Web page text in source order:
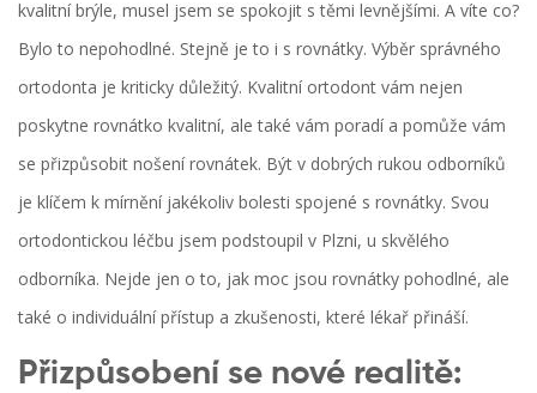
kvalitní brýle, musel jsem se spokojit s těmi levnějšími. A víte co?
Bylo to nepohodlné. Stejně je to i s rovnátky. Výběr správného
ortodonta je kriticky důležitý. Kvalitní ortodont vám nejen
poskytne rovnátko kvalitní, ale také vám poradí a pomůže vám
se přizpůsobit nošení rovnátek. Být v dobrých rukou odborníků
je klíčem k mírnění jakékoliv bolesti spojené s rovnátky. Svou
ortodontickou léčbu jsem podstoupil v Plzni, u skvělého
odborníka. Nejde jen o to, jak moc jsou rovnátky pohodlné, ale
také o individuální přístup a zkušenosti, které lékař přináší.
Přizpůsobení se nové realitě: